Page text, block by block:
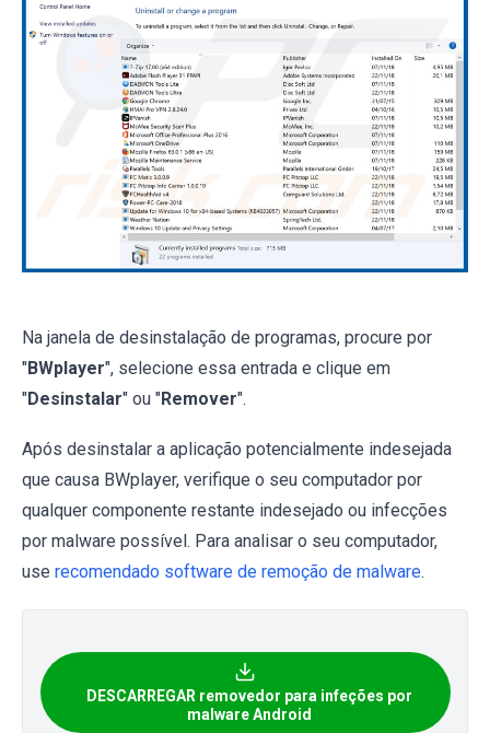
Na janela de desinstalação de programas, procure por
"BWplayer", selecione essa entrada e clique em
"Desinstalar" ou "Remover".
Após desinstalar a aplicação potencialmente indesejada
que causa BWplayer, verifique o seu computador por
qualquer componente restante indesejado ou infecções
por malware possível. Para analisar o seu computador,
use recomendado software de remoção de malware.
DESCARREGAR removedor para infeções por
malware Android